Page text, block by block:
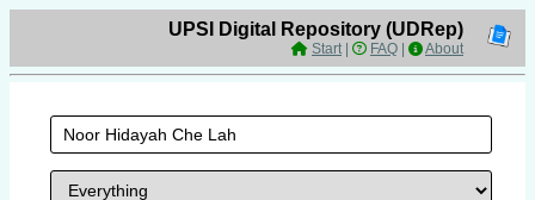
UPSI Digital Repository (UDRep)
Start| FAQ About